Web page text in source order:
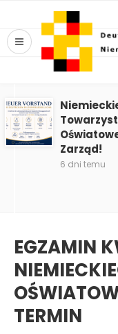
Zarząd!
6 dni temu
EGZAMIN
TERMIN